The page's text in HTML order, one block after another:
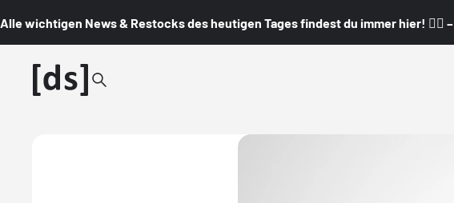
Alle wichtigen News & Restocks des heutigen Tages findest du immer hier! 👇🏼 –